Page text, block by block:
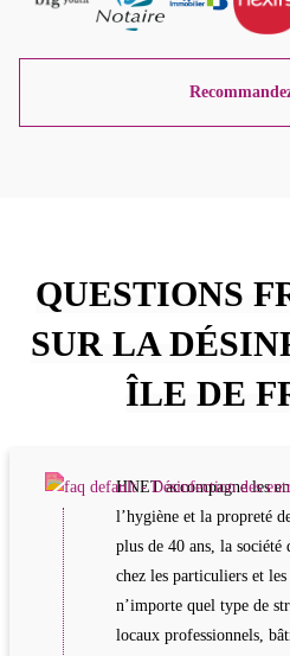
QUESTIONS
SUR LA
ÎLE DE
HNET accompagne les
l’hygiène et la propreté
plus de 40 ans, la
chez les particuliers et
n’importe quel type de
locaux professionnels,